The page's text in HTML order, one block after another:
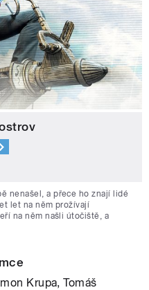
nenašel, a přece ho znají lidé
let na něm prožívají
na něm našli útočiště, a
Krupa, Tomáš